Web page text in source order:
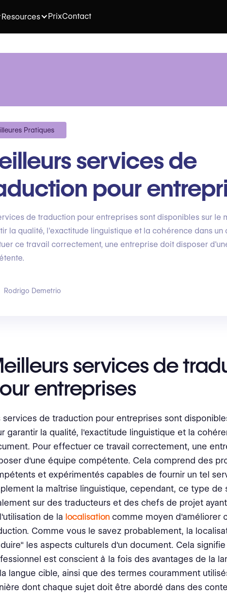
Resources PrixContact
Pratiques
services de
pour
de traduction pour entreprises sont disponibles sur le
la qualité, l'exactitude linguistique et la cohérence dans un
ce travail correctement, une entreprise doit disposer
Rodrigo Demetrio
services de
entreprises
services de traduction pour entreprises sont
garantir la qualité, l'exactitude linguistique et la
Pour effectuer ce travail correctement, une
d'une équipe compétente. Cela comprend des
et expérimentés capables de fournir un tel
la maîtrise linguistique, cependant, ce type de
sur des traducteurs et des chefs de projet
de la localisation comme moyen d'améliorer
Comme vous le savez probablement, la
les aspects culturels d'un document. Cela
est conscient à la fois des avantages de la
langue cible, ainsi que des termes couramment
dont chaque sujet doit être abordé dans des